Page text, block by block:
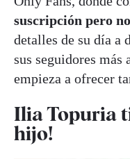
suscripción pero
detalles de su día a
sus seguidores más
empieza a ofrecer
Ilia Topuria
hijo!